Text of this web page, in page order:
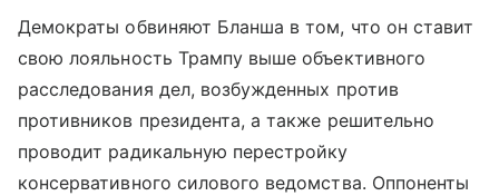
Демократы обвиняют Бланша в том, что он ставит
свою лояльность Трампу выше объективного
расследования дел, возбужденных против
противников президента, а также решительно
проводит радикальную перестройку
консервативного силового ведомства. Оппоненты